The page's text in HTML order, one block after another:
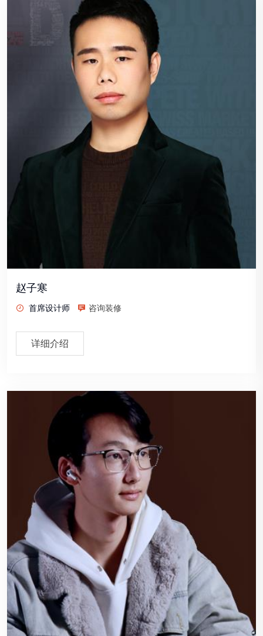
赵子寒
首席设计师 咨询装修
详细介绍